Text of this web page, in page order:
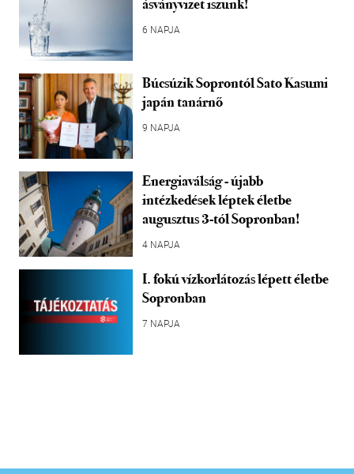
ásványvizet iszunk!
6 NAPJA
Búcsúzik Soprontól Sato Kasumi
japán tanárnő
9 NAPJA
Energiaválság - újabb
intézkedések léptek életbe
augusztus 3-tól Sopronban!
4 NAPJA
I. fokú vízkorlátozás lépett életbe
Sopronban
7 NAPJA